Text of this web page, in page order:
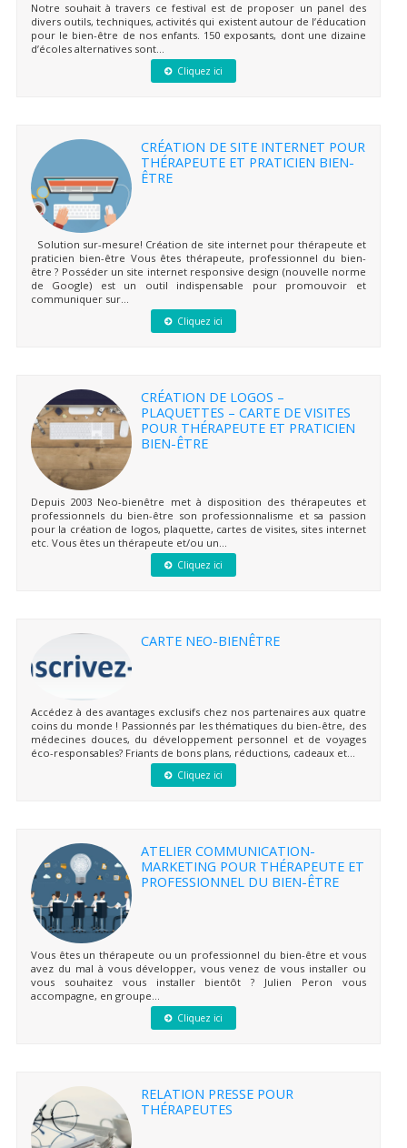
Notre souhait à travers ce festival est de proposer un panel des
divers outils, techniques, activités qui existent autour de l’éducation
pour le bien-être de nos enfants. 150 exposants, dont une dizaine
d’écoles alternatives sont...
Cliquez ici
CRÉATION DE SITE INTERNET POUR
THÉRAPEUTE ET PRATICIEN BIEN-
ÊTRE
Solution sur-mesure! Création de site internet pour thérapeute et
praticien bien-être Vous êtes thérapeute, professionnel du bien-
être ? Posséder un site internet responsive design (nouvelle norme
de Google) est un outil indispensable pour promouvoir et
communiquer sur...
Cliquez ici
CRÉATION DE LOGOS –
PLAQUETTES – CARTE DE VISITES
POUR THÉRAPEUTE ET PRATICIEN
BIEN-ÊTRE
Depuis 2003 Neo-bienêtre met à disposition des thérapeutes et
professionnels du bien-être son professionnalisme et sa passion
pour la création de logos, plaquette, cartes de visites, sites internet
etc. Vous êtes un thérapeute et/ou un...
Cliquez ici
CARTE NEO-BIENÊTRE
Accédez à des avantages exclusifs chez nos partenaires aux quatre
coins du monde ! Passionnés par les thématiques du bien-être, des
médecines douces, du développement personnel et de voyages
éco-responsables? Friants de bons plans, réductions, cadeaux et...
Cliquez ici
ATELIER COMMUNICATION-
MARKETING POUR THÉRAPEUTE ET
PROFESSIONNEL DU BIEN-ÊTRE
Vous êtes un thérapeute ou un professionnel du bien-être et vous
avez du mal à vous développer, vous venez de vous installer ou
vous souhaitez vous installer bientôt ? Julien Peron vous
accompagne, en groupe...
Cliquez ici
RELATION PRESSE POUR
THÉRAPEUTES